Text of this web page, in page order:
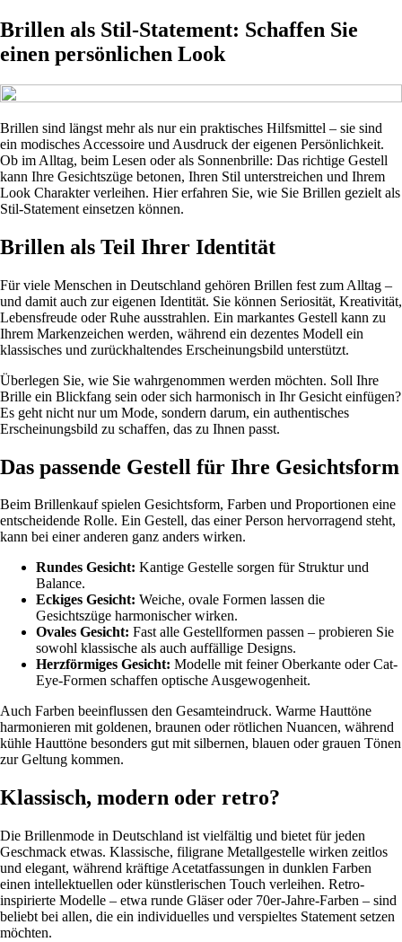
Brillen als Stil-Statement: Schaffen Sie
einen persönlichen Look
Brillen sind längst mehr als nur ein praktisches Hilfsmittel – sie sind
ein modisches Accessoire und Ausdruck der eigenen Persönlichkeit.
Ob im Alltag, beim Lesen oder als Sonnenbrille: Das richtige Gestell
kann Ihre Gesichtszüge betonen, Ihren Stil unterstreichen und Ihrem
Look Charakter verleihen. Hier erfahren Sie, wie Sie Brillen gezielt als
Stil-Statement einsetzen können.
Brillen als Teil Ihrer Identität
Für viele Menschen in Deutschland gehören Brillen fest zum Alltag –
und damit auch zur eigenen Identität. Sie können Seriosität, Kreativität,
Lebensfreude oder Ruhe ausstrahlen. Ein markantes Gestell kann zu
Ihrem Markenzeichen werden, während ein dezentes Modell ein
klassisches und zurückhaltendes Erscheinungsbild unterstützt.
Überlegen Sie, wie Sie wahrgenommen werden möchten. Soll Ihre
Brille ein Blickfang sein oder sich harmonisch in Ihr Gesicht einfügen?
Es geht nicht nur um Mode, sondern darum, ein authentisches
Erscheinungsbild zu schaffen, das zu Ihnen passt.
Das passende Gestell für Ihre Gesichtsform
Beim Brillenkauf spielen Gesichtsform, Farben und Proportionen eine
entscheidende Rolle. Ein Gestell, das einer Person hervorragend steht,
kann bei einer anderen ganz anders wirken.
Rundes Gesicht: Kantige Gestelle sorgen für Struktur und
Balance.
Eckiges Gesicht: Weiche, ovale Formen lassen die
Gesichtszüge harmonischer wirken.
Ovales Gesicht: Fast alle Gestellformen passen – probieren Sie
sowohl klassische als auch auffällige Designs.
Herzförmiges Gesicht: Modelle mit feiner Oberkante oder Cat-
Eye-Formen schaffen optische Ausgewogenheit.
Auch Farben beeinflussen den Gesamteindruck. Warme Hauttöne
harmonieren mit goldenen, braunen oder rötlichen Nuancen, während
kühle Hauttöne besonders gut mit silbernen, blauen oder grauen Tönen
zur Geltung kommen.
Klassisch, modern oder retro?
Die Brillenmode in Deutschland ist vielfältig und bietet für jeden
Geschmack etwas. Klassische, filigrane Metallgestelle wirken zeitlos
und elegant, während kräftige Acetatfassungen in dunklen Farben
einen intellektuellen oder künstlerischen Touch verleihen. Retro-
inspirierte Modelle – etwa runde Gläser oder 70er-Jahre-Farben – sind
beliebt bei allen, die ein individuelles und verspieltes Statement setzen
möchten.